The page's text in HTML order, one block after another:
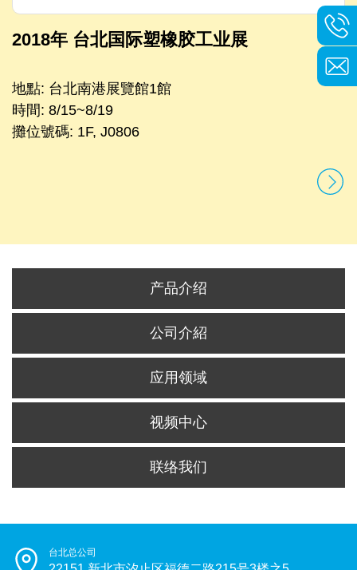
2018年 台北国际塑橡胶工业展
地點: 台北南港展覽館1館
時間: 8/15~8/19
攤位號碼: 1F, J0806
产品介绍
公司介紹
应用领域
视频中心
联络我们
台北总公司